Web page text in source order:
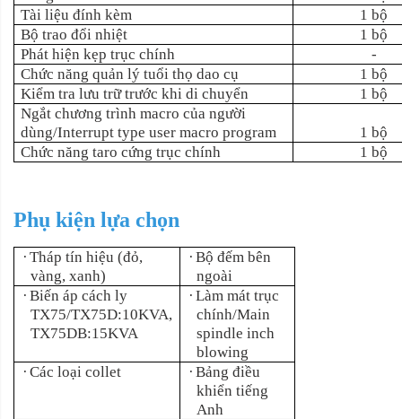
Tài liệu đính kèm
1 bộ
Bộ trao đổi nhiệt
1 bộ
Phát hiện kẹp trục chính
-
Chức năng quản lý tuổi thọ dao cụ
1 bộ
Kiểm tra lưu trữ trước khi di chuyển
1 bộ
Ngắt chương trình macro của người
dùng/Interrupt type user macro program
1 bộ
Chức năng taro cứng trục chính
1 bộ
Phụ kiện lựa chọn
· Tháp tín hiệu (đỏ,
vàng, xanh)
· Bộ đếm bên
ngoài
· Biến áp cách ly
TX75/TX75D:10KVA,
TX75DB:15KVA
· Làm mát trục
chính/Main
spindle inch
blowing
· Các loại collet · Bảng điều
khiển tiếng
Anh